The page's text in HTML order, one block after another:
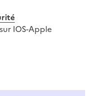
IOS-Apple